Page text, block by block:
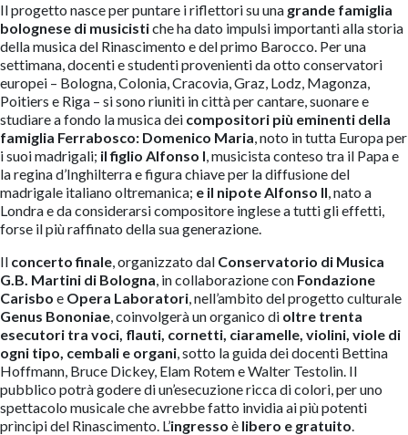
Il progetto nasce per puntare i riflettori su una grande famiglia
bolognese di musicistiche ha dato impulsi importanti alla storia
della musica del Rinascimento e del primo Barocco. Per una
settimana, docenti e studenti provenienti da otto conservatori
europei – Bologna, Colonia, Cracovia, Graz, Lodz, Magonza,
Poitiers e Riga – si sono riuniti in città per cantare, suonare e
studiare a fondo la musica dei compositori più eminenti della
famiglia Ferrabosco: Domenico Maria, noto in tutta Europa per
i suoi madrigali; il figlio Alfonso I, musicista conteso tra il Papa e
la regina d’Inghilterra e figura chiave per la diffusione del
madrigale italiano oltremanica; e il nipote Alfonso II, nato a
Londra e da considerarsi compositore inglese a tutti gli effetti,
forse il più raffinato della sua generazione.
Il concerto finale, organizzato dal Conservatorio di Musica
G.B. Martini di Bologna, in collaborazione con Fondazione
Carisbo e Opera Laboratori, nell’ambito del progetto culturale
Genus Bononiae, coinvolgerà un organico di oltre trenta
esecutori tra voci, flauti, cornetti, ciaramelle, violini, viole di
ogni tipo, cembali e organi, sotto la guida dei docenti Bettina
Hoffmann, Bruce Dickey, Elam Rotem e Walter Testolin. Il
pubblico potrà godere di un’esecuzione ricca di colori, per uno
spettacolo musicale che avrebbe fatto invidia ai più potenti
prìncipi del Rinascimento. L’ingresso è libero e gratuito.